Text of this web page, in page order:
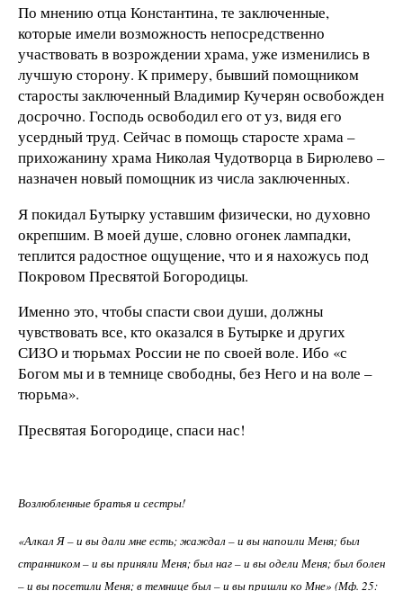
По мнению отца Константина, те заключенные,
которые имели возможность непосредственно
участвовать в возрождении храма, уже изменились в
лучшую сторону. К примеру, бывший помощником
старосты заключенный Владимир Кучерян освобожден
досрочно. Господь освободил его от уз, видя его
усердный труд. Сейчас в помощь старосте храма –
прихожанину храма Николая Чудотворца в Бирюлево –
назначен новый помощник из числа заключенных.
Я покидал Бутырку уставшим физически, но духовно
окрепшим. В моей душе, словно огонек лампадки,
теплится радостное ощущение, что и я нахожусь под
Покровом Пресвятой Богородицы.
Именно это, чтобы спасти свои души, должны
чувствовать все, кто оказался в Бутырке и других
СИЗО и тюрьмах России не по своей воле. Ибо «с
Богом мы и в темнице свободны, без Него и на воле –
тюрьма».
Пресвятая Богородице, спаси нас!
Возлюбленные братья и сестры!
«Алкал Я – и вы дали мне есть; жаждал – и вы напоили Меня; был
странником – и вы приняли Меня; был наг – и вы одели Меня; был болен
– и вы посетили Меня; в темнице был – и вы пришли ко Мне» (Мф. 25: